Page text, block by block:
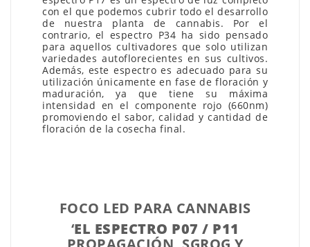
con el que podemos cubrir todo el desarrollo
de nuestra planta de cannabis. Por el
contrario, el espectro P34 ha sido pensado
para aquellos cultivadores que solo utilizan
variedades autoflorecientes en sus cultivos.
Además, este espectro es adecuado para su
utilización únicamente en fase de floración y
maduración, ya que tiene su máxima
intensidad en el componente rojo (660nm)
promoviendo el sabor, calidad y cantidad de
floración de la cosecha final.
FOCO LED PARA CANNABIS
‘EL ESPECTRO P07 / P11